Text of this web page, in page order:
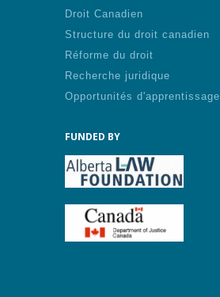
Droit Canadien
Structure du droit canadien
Réforme du droit
Recherche juridique
Opportunités d'apprentissage
FUNDED BY